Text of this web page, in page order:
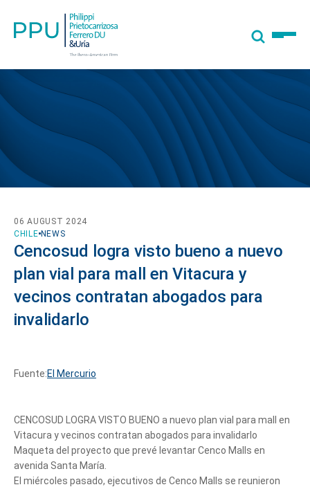
CHILE NEWS
06 AUGUST 2024
Cencosud logra visto bueno a nuevo
plan vial para mall en Vitacura y
vecinos contratan abogados para
invalidarlo
Fuente:El Mercurio
CENCOSUD LOGRA VISTO BUENO a nuevo plan vial para mall en
Vitacura y vecinos contratan abogados para invalidarlo
Maqueta del proyecto que prevé levantar Cenco Malls en
avenida Santa María.
El miércoles pasado, ejecutivos de Cenco Malls se reunieron